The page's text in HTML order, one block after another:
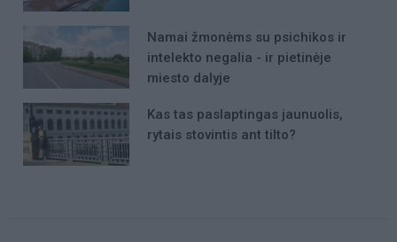
Namai žmonėms su psichikos ir
intelekto negalia - ir pietinėje
miesto dalyje
Kas tas paslaptingas jaunuolis,
rytais stovintis ant tilto?